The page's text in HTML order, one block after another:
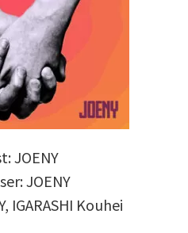
JOENY
JOENY
IGARASHI Kouhei